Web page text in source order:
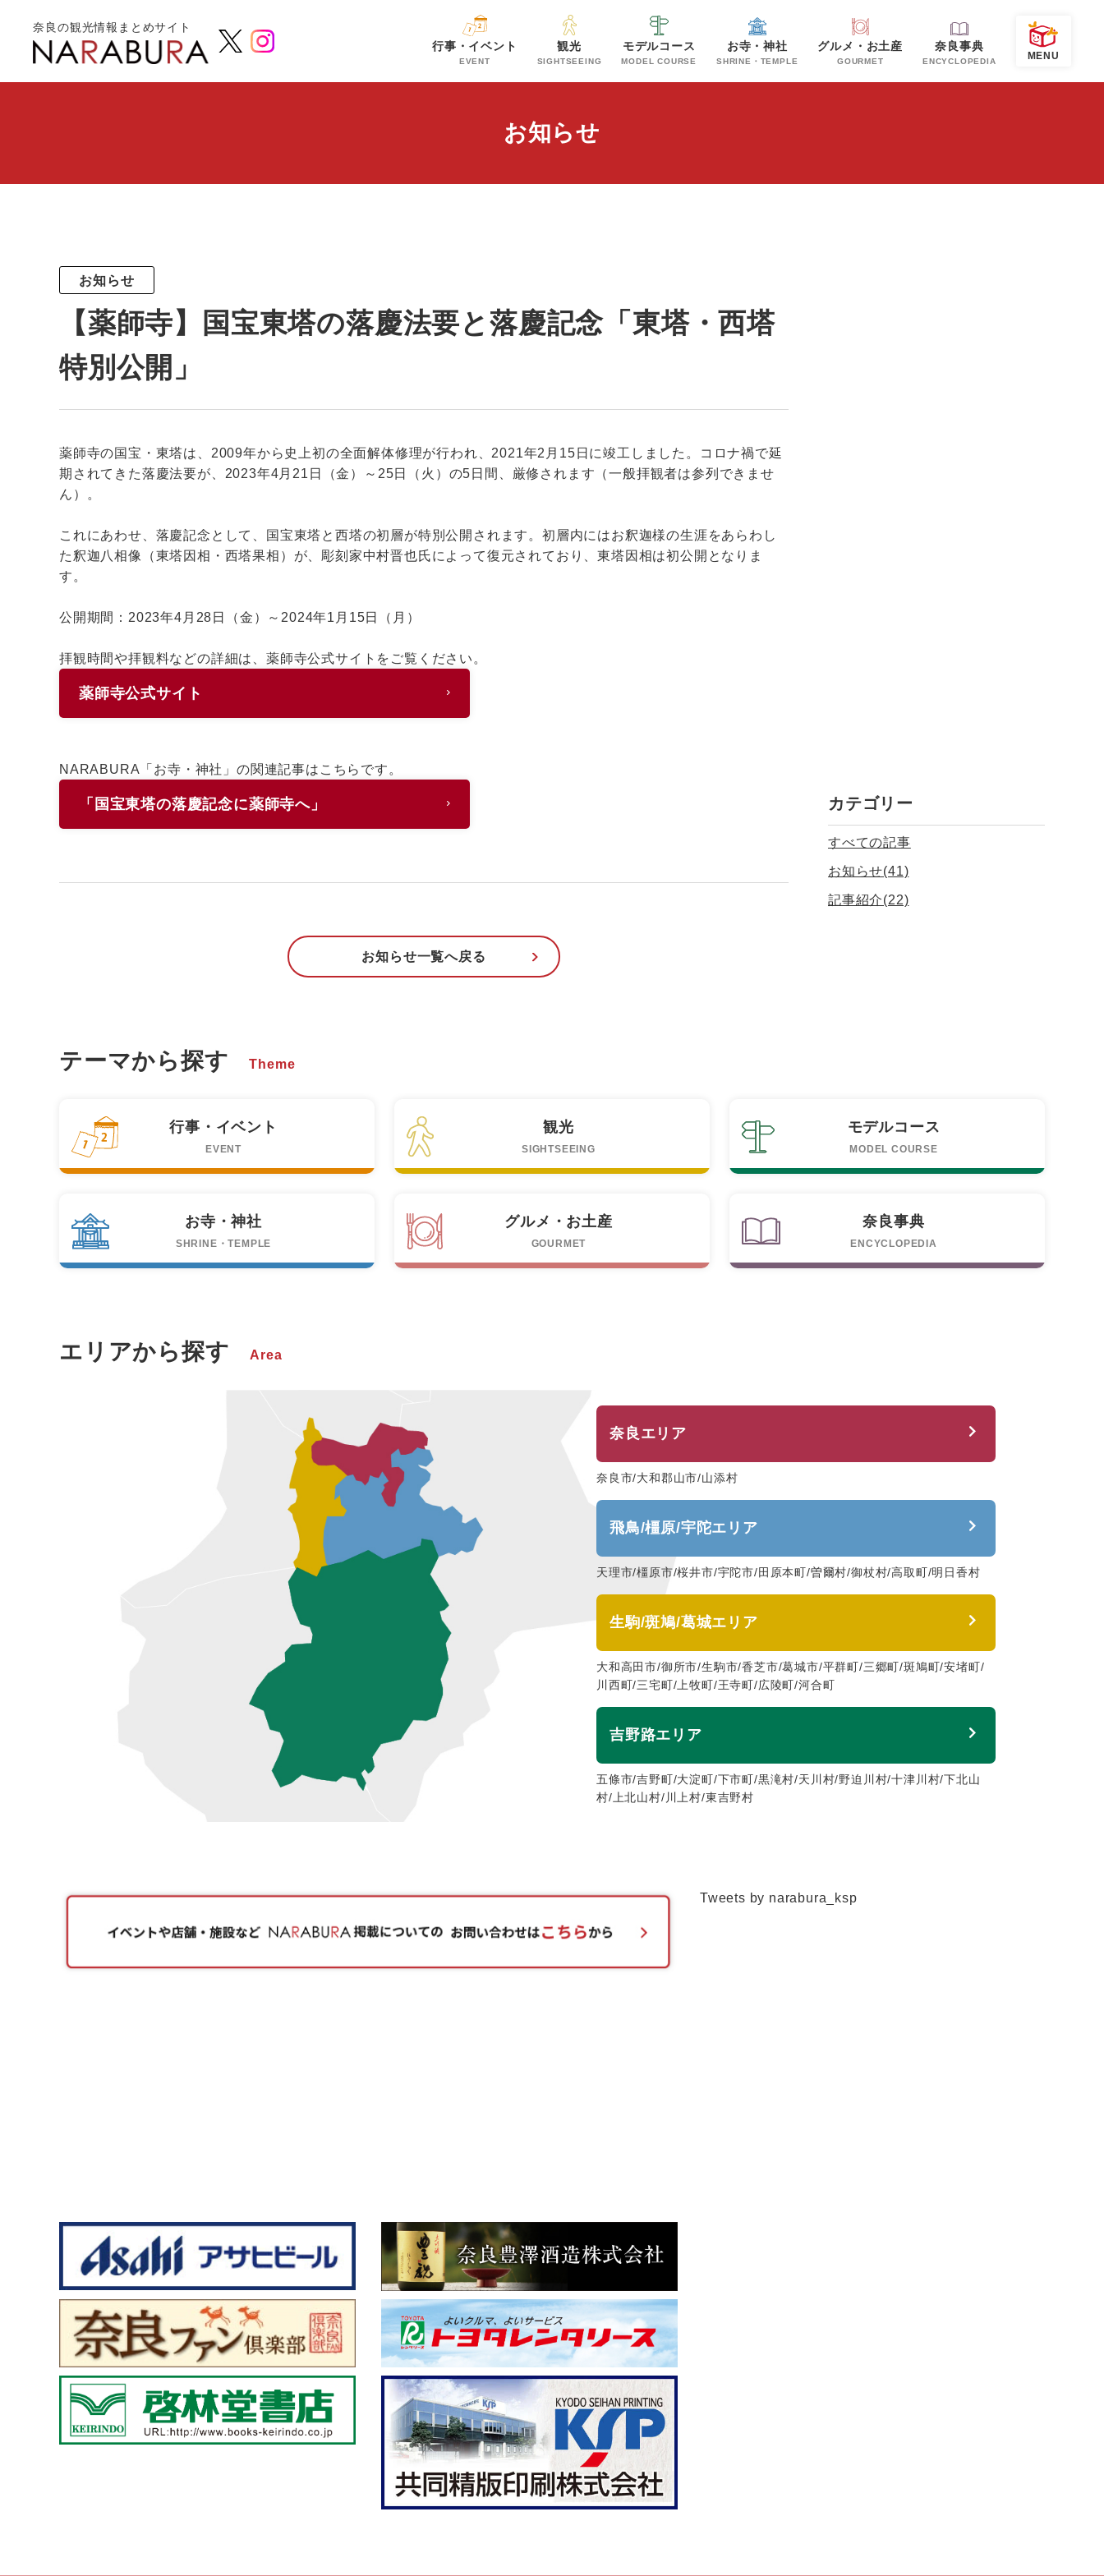
奈良の観光情報まとめサイト
行事・イベント
EVENT
観光
SIGHTSEEING
モデルコース
MODEL COURSE
お寺・神社
SHRINE・TEMPLE
グルメ・お土産
GOURMET
奈良事典
ENCYCLOPEDIA
お知らせ
お知らせ
【薬師寺】国宝東塔の落慶法要と落慶記念「東塔・西塔
特別公開」
薬師寺の国宝・東塔は、2009年から史上初の全面解体修理が行われ、2021年2月15日に竣工しました。コロナ禍で延
期されてきた落慶法要が、2023年4月21日（金）～25日（火）の5日間、厳修されます（一般拝観者は参列できませ
ん）。
これにあわせ、落慶記念として、国宝東塔と西塔の初層が特別公開されます。初層内にはお釈迦様の生涯をあらわし
た釈迦八相像（東塔因相・西塔果相）が、彫刻家中村晋也氏によって復元されており、東塔因相は初公開となりま
す。
公開期間：2023年4月28日（金）～2024年1月15日（月）
拝観時間や拝観料などの詳細は、薬師寺公式サイトをご覧ください。
薬師寺公式サイト
NARABURA「お寺・神社」の関連記事はこちらです。
「国宝東塔の落慶記念に薬師寺へ」
お知らせ一覧へ戻る
カテゴリー
すべての記事
お知らせ(41)
記事紹介(22)
テーマから探す Theme
行事・イベント
EVENT
観光
SIGHTSEEING
モデルコース
MODEL COURSE
お寺・神社
SHRINE・TEMPLE
グルメ・お土産
GOURMET
奈良事典
ENCYCLOPEDIA
エリアから探す Area
奈良エリア
奈良市/大和郡山市/山添村
飛鳥/橿原/宇陀エリア
天理市/橿原市/桜井市/宇陀市/田原本町/曽爾村/御杖村/高取町/明日香村
生駒/斑鳩/葛城エリア
大和高田市/御所市/生駒市/香芝市/葛城市/平群町/三郷町/斑鳩町/安堵町/
川西町/三宅町/上牧町/王寺町/広陵町/河合町
吉野路エリア
五條市/吉野町/大淀町/下市町/黒滝村/天川村/野迫川村/十津川村/下北山
村/上北山村/川上村/東吉野村
Tweets by narabura_ksp